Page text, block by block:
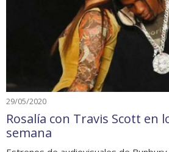
29/05/2020
Rosalía con Travis Scott en
semana